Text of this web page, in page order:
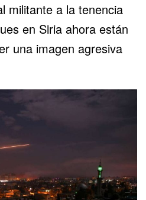
militante a la tenencia
en Siria ahora están
una imagen agresiva